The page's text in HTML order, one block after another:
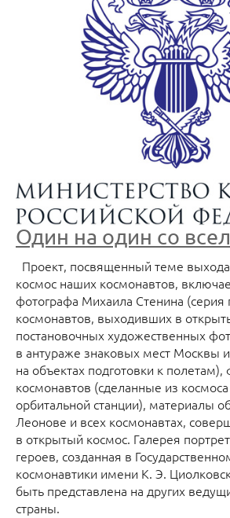
Один на один со
Проект, посвященный теме
космос наших космонавтов,
фотографа Михаила Стенина (серия
космонавтов, выходивших в
постановочных художественных
в антураже знаковых мест Москвы
на объектах подготовки к полетам),
космонавтов (сделанные из
орбитальной станции), материалы
Леонове и всех космонавтах,
в открытый космос. Галерея
героев, созданная в
космонавтики имени К. Э.
быть представлена на других
страны.